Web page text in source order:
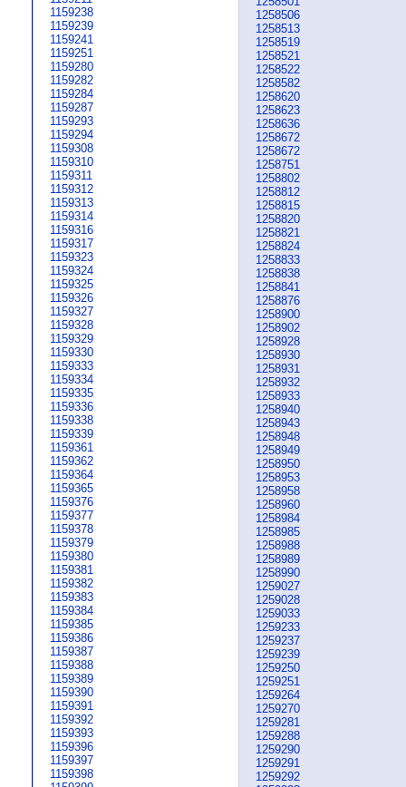
1159238
1159239
1159241
1159251
1159280
1159282
1159284
1159287
1159293
1159294
1159308
1159310
1159311
1159312
1159313
1159314
1159316
1159317
1159323
1159324
1159325
1159326
1159327
1159328
1159329
1159330
1159333
1159334
1159335
1159336
1159338
1159339
1159361
1159362
1159364
1159365
1159376
1159377
1159378
1159379
1159380
1159381
1159382
1159383
1159384
1159385
1159386
1159387
1159388
1159389
1159390
1159391
1159392
1159393
1159396
1159397
1159398
1258506
1258513
1258519
1258521
1258522
1258582
1258620
1258623
1258636
1258672
1258672
1258751
1258802
1258812
1258815
1258820
1258821
1258824
1258833
1258838
1258841
1258876
1258900
1258902
1258928
1258930
1258931
1258932
1258933
1258940
1258943
1258948
1258949
1258950
1258953
1258958
1258960
1258984
1258985
1258988
1258989
1258990
1259027
1259028
1259033
1259233
1259237
1259239
1259250
1259251
1259264
1259270
1259281
1259288
1259290
1259291
1259292